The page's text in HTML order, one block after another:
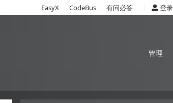
EasyX CodeBus 有问必答 登录
管理